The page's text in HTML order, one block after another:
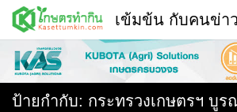
Skip
content
พืช
หน้าแรก
เข้มข้น กับคนข่า
ป้ายกำกับ: กระทรวงเกษตรฯ บูร